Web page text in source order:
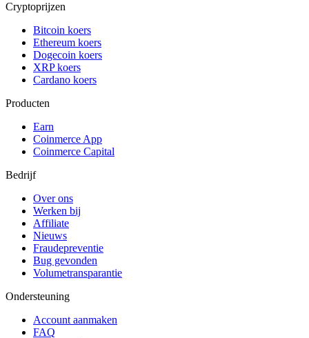
Cryptoprijzen
Bitcoin koers
Ethereum koers
Dogecoin koers
XRP koers
Cardano koers
Producten
Earn
Coinmerce App
Coinmerce Capital
Bedrijf
Over ons
Werken bij
Affiliate
Nieuws
Fraudepreventie
Bug gevonden
Volumetransparantie
Ondersteuning
Account aanmaken
FAQ